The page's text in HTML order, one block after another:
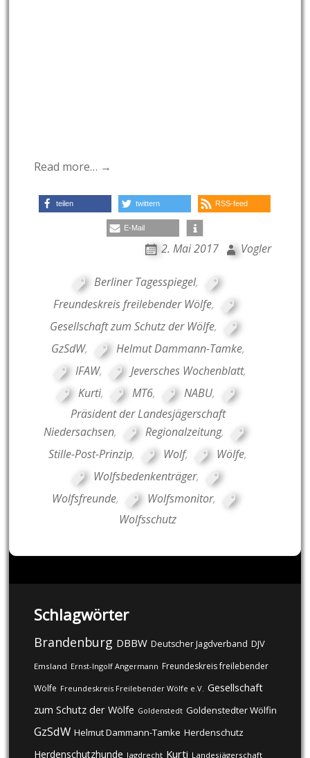
Read more… →
teilen twittern RSS-feed
E-Mail
2. Mai 2017 Vogler
Berliner Tagesspiegel,
Freundeskreis freilebender Wölfe,
Gesellschaft zum Schutz der Wölfe,
GzSdW, Helmut Dammann-Tamke,
IFAW, Jeversches Wochenblatt,
Kurti, MT6, NABU,
Präsident der Landesjägerschaft
Niedersachsen, Regionalzeitung,
Stille-Post-Prinzip, Wolf, Wölfe,
Wolfsbedenkenträger,
Wolfsfreunde, Wolfsmonitor,
Wolfsschutz
Schlagwörter
Brandenburg DBBW Deutscher Jagdverband DJV
Emsland Ernst-Ingolf Angermann Freundeskreis freilebender
Wölfe Freundeskreis Freilebender Wölfe e.V. Gesellschaft
zum Schutz der Wölfe Goldenstedt Goldenstedter Wölfin
GzSdW Helmut Dammann-Tamke Herdenschutz
Herdenschutzhunde Jagdrecht Kurti Landesjägerschaft